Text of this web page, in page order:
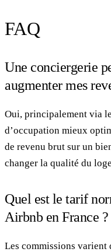
FAQ
Une conciergerie
augmenter mes
Oui, principalement via
d’occupation mieux
de revenu brut sur un
changer la qualité du
Quel est le tarif
Airbnb en France ?
Les commissions varient